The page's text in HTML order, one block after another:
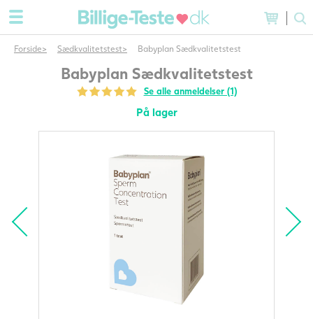
Forside Sædkvalitetstest Babyplan Sædkvalitetstest
Babyplan Sædkvalitetstest
Se alle anmeldelser (1)
På lager